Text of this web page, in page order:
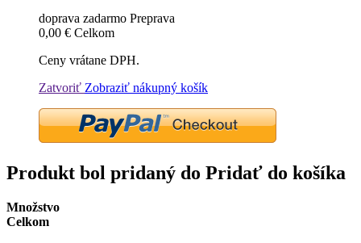
doprava zadarmo Preprava
0,00 € Celkom
Ceny vrátane DPH.
Zatvoriť Zobraziť nákupný košík
Produkt bol pridaný do Pridať do košíka
Množstvo
Celkom